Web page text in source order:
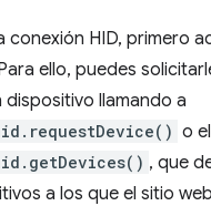
conexión HID, primero
ello, puedes
dispositivo llamando a
o
, que
a los que el sitio